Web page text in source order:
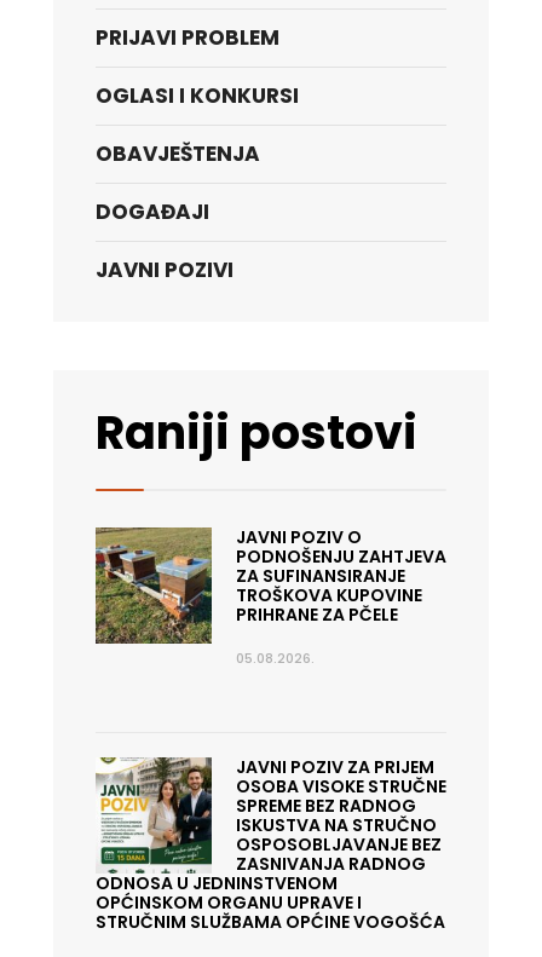
PRIJAVI PROBLEM
OGLASI I KONKURSI
OBAVJEŠTENJA
DOGAĐAJI
JAVNI POZIVI
Raniji postovi
JAVNI POZIV O
PODNOŠENJU ZAHTJEVA
ZA SUFINANSIRANJE
TROŠKOVA KUPOVINE
PRIHRANE ZA PČELE
05.08.2026.
JAVNI POZIV ZA PRIJEM
OSOBA VISOKE STRUČNE
SPREME BEZ RADNOG
ISKUSTVA NA STRUČNO
OSPOSOBLJAVANJE BEZ
ZASNIVANJA RADNOG
ODNOSA U JEDNINSTVENOM
OPĆINSKOM ORGANU UPRAVE I
STRUČNIM SLUŽBAMA OPĆINE VOGOŠĆA